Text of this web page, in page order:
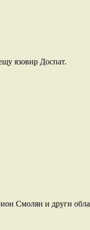
язовир Доспат.
Смолян и други